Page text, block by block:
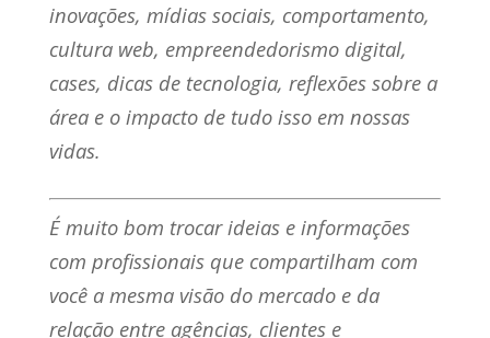
inovações, mídias sociais, comportamento,
cultura web, empreendedorismo digital,
cases, dicas de tecnologia, reflexões sobre a
área e o impacto de tudo isso em nossas
vidas.
É muito bom trocar ideias e informações
com profissionais que compartilham com
você a mesma visão do mercado e da
relação entre agências, clientes e